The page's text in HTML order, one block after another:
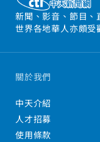
新聞、影音、節目、
世界各地華人亦頗受
關於我們
中天介紹
人才招募
使用條款